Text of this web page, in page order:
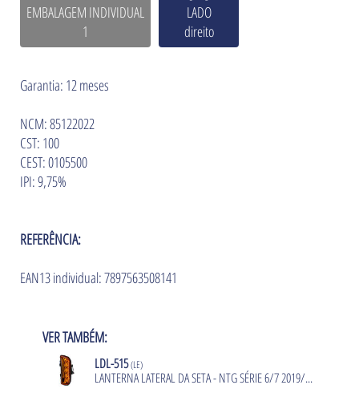
EMBALAGEM INDIVIDUAL
1
LADO
direito
Garantia: 12 meses
NCM: 85122022
CST: 100
CEST: 0105500
IPI: 9,75%
REFERÊNCIA:
EAN13 individual: 7897563508141
VER TAMBÉM:
LDL-515(LE)
LANTERNA LATERAL DA SETA - NTG SÉRIE 6/7 2019/...